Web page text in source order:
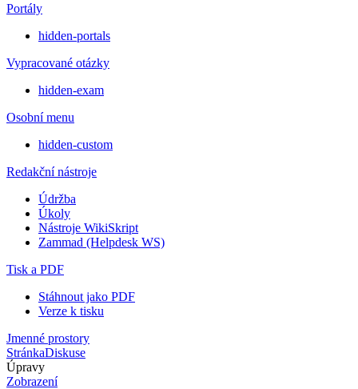
Portály
hidden-portals
Vypracované otázky
hidden-exam
Osobní menu
hidden-custom
Redakční nástroje
Údržba
Úkoly
Nástroje WikiSkript
Zammad (Helpdesk WS)
Tisk a PDF
Stáhnout jako PDF
Verze k tisku
Jmenné prostory
StránkaDiskuse
Úpravy
Zobrazení